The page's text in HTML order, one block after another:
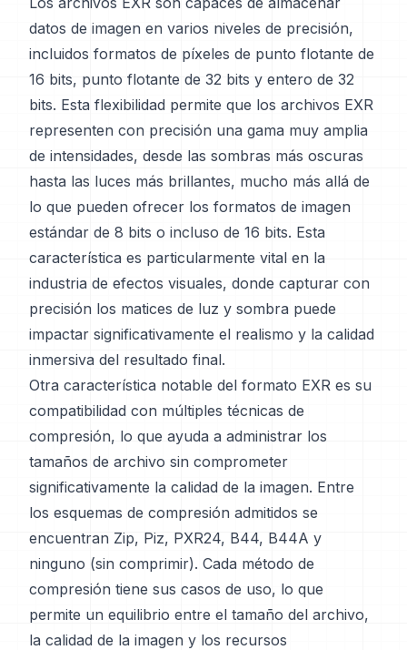
datos de imagen en varios niveles de precisión,
incluidos formatos de píxeles de punto flotante de
16 bits, punto flotante de 32 bits y entero de 32
bits. Esta flexibilidad permite que los archivos EXR
representen con precisión una gama muy amplia
de intensidades, desde las sombras más oscuras
hasta las luces más brillantes, mucho más allá de
lo que pueden ofrecer los formatos de imagen
estándar de 8 bits o incluso de 16 bits. Esta
característica es particularmente vital en la
industria de efectos visuales, donde capturar con
precisión los matices de luz y sombra puede
impactar significativamente el realismo y la calidad
inmersiva del resultado final.
Otra característica notable del formato EXR es su
compatibilidad con múltiples técnicas de
compresión, lo que ayuda a administrar los
tamaños de archivo sin comprometer
significativamente la calidad de la imagen. Entre
los esquemas de compresión admitidos se
encuentran Zip, Piz, PXR24, B44, B44A y
ninguno (sin comprimir). Cada método de
compresión tiene sus casos de uso, lo que
permite un equilibrio entre el tamaño del archivo,
la calidad de la imagen y los recursos